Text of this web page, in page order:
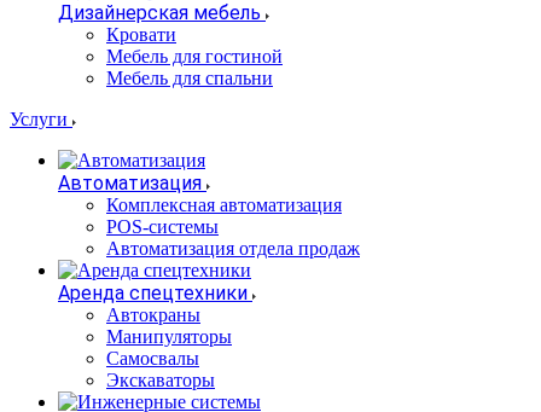
Дизайнерская мебель
Кровати
Мебель для гостиной
Мебель для спальни
Услуги
Автоматизация
Комплексная автоматизация
POS-системы
Автоматизация отдела продаж
Аренда спецтехники
Автокраны
Манипуляторы
Самосвалы
Экскаваторы